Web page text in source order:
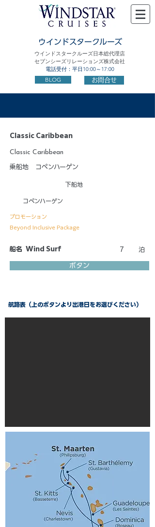
ウインドスタークルーズ
ウインドスタークルーズ日本総代理店
セブンシーズリレーションズ株式会社
電話受付：平日10:00～17:00
BLOG お問合せ
Classic Caribbean
Classic Caribbean
乗船地 コペンハーゲン
下船地
コペンハーゲン
プロモーション
Beyond Inclusive Package
船名 Wind Surf 7 泊
ボタン
航路表（上のボタンより出港日をお選びください）